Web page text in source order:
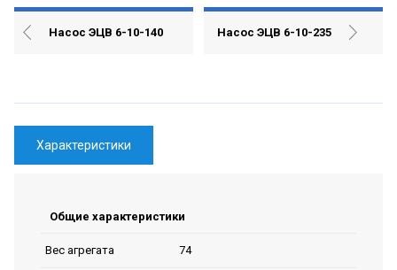
Насос ЭЦВ 6-10-140 Насос ЭЦВ 6-10-235
Характеристики
Общие характеристики
Вес агрегата 74